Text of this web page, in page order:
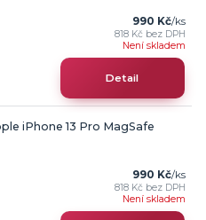
990 Kč/ks
818 Kč bez DPH
Není skladem
Detail
iPhone 13 Pro MagSafe
990 Kč/ks
818 Kč bez DPH
Není skladem